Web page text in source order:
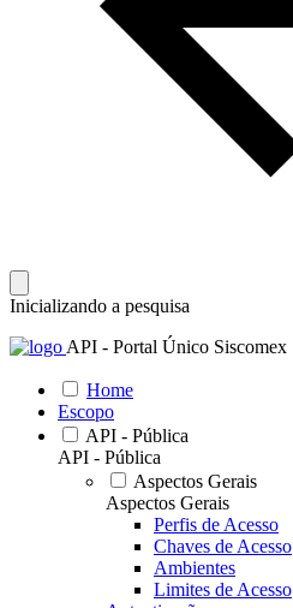
Inicializando a pesquisa
API - Portal Único Siscomex
Home
Escopo
API - Pública
API - Pública
Aspectos Gerais
Aspectos Gerais
Perfis de Acesso
Chaves de Acesso
Ambientes
Limites de Acesso